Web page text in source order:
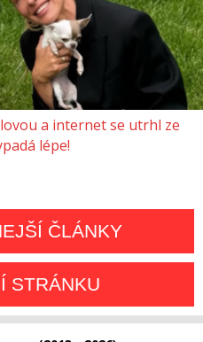
a internet se utrhl ze
lépe!
ČLÁNKY
STRÁNKU